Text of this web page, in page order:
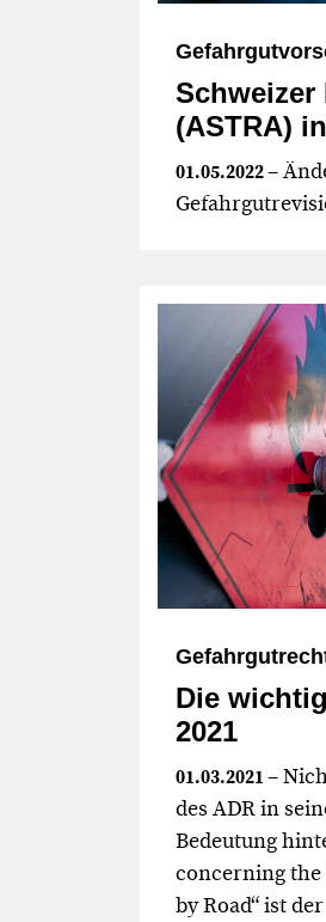
Schweizer
(ASTRA)
01.05.2022–
Die
2021
01.03.2021 –
des ADR in
Bedeutung
concerning the
by Road“ ist